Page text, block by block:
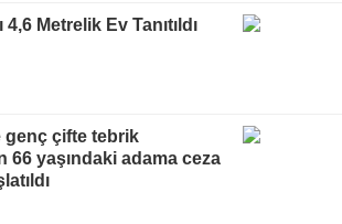
4,6 Metrelik Ev Tanıtıldı
genç çifte tebrik
66 yaşındaki adama ceza